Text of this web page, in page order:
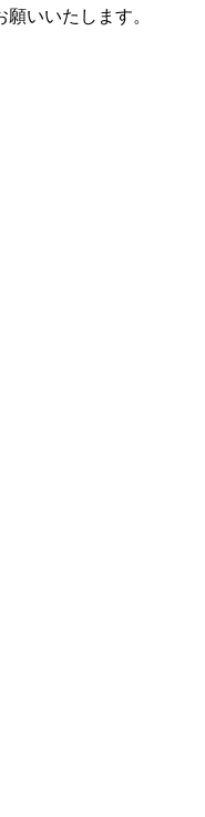
いいたします。